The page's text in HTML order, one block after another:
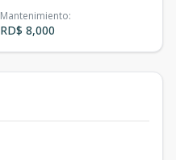
Mantenimiento:
RD$ 8,000